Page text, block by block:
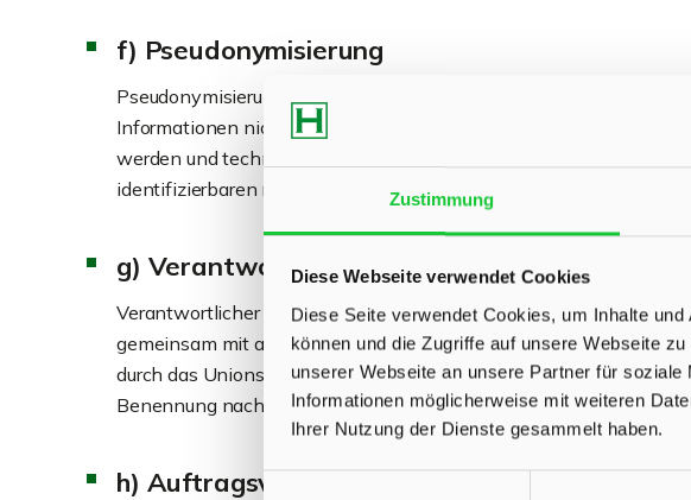
Zustimmung
Diese Webseite verwendet Cookies
Diese Seite verwendet Cookies, um Inhalte
können und die Zugriffe auf unsere Webseite
unserer Webseite an unsere Partner für
Informationen möglicherweise mit weiteren
Ihrer Nutzung der Dienste gesammelt haben.
Einwilligungsauswahl
f) Pseudonymisierung
Pseudonymisierung ist die Verarbeitung personenbezogener
Informationen nicht mehr einer spezifischen betroffenen Person
werden und technischen und organisatorischen Maßnahmen
identifizierbaren natürlichen Person zugewiesen werden.
g) Verantwortlicher oder für die Verarbeitung
Verantwortlicher oder für die Verarbeitung Verantwortlicher ist die
gemeinsam mit anderen über die Zwecke und Mittel der
durch das Unionsrecht oder das Recht der Mitgliedstaaten
Benennung nach dem Unionsrecht oder dem Recht der
h) Auftragsverarbeiter